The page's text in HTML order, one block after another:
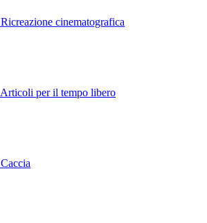
Ricreazione cinematografica
Articoli per il tempo libero
Caccia